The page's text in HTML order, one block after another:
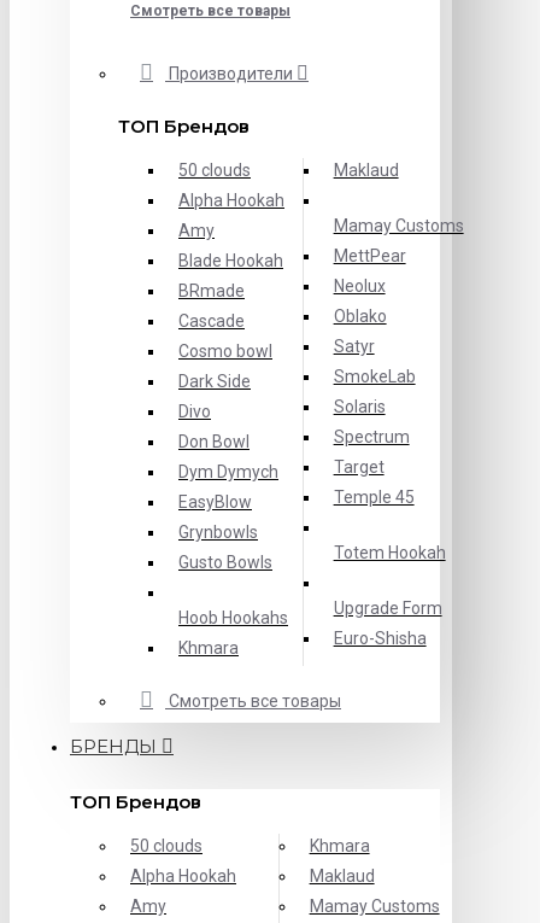
Смотреть все товары
Производители
ТОП Брендов
50 clouds
Alpha Hookah
Amy
Blade Hookah
BRmade
Cascade
Cosmo bowl
Dark Side
Divo
Don Bowl
Dym Dymych
EasyBlow
Grynbowls
Gusto Bowls
Hoob Hookahs
Khmara
Maklaud
Mamay Customs
MettPear
Neolux
Oblako
Satyr
SmokeLab
Solaris
Spectrum
Target
Temple 45
Totem Hookah
Upgrade Form
Еuro-Shisha
Смотреть все товары
БРЕНДЫ
ТОП Брендов
50 clouds
Alpha Hookah
Amy
Khmara
Maklaud
Mamay Customs